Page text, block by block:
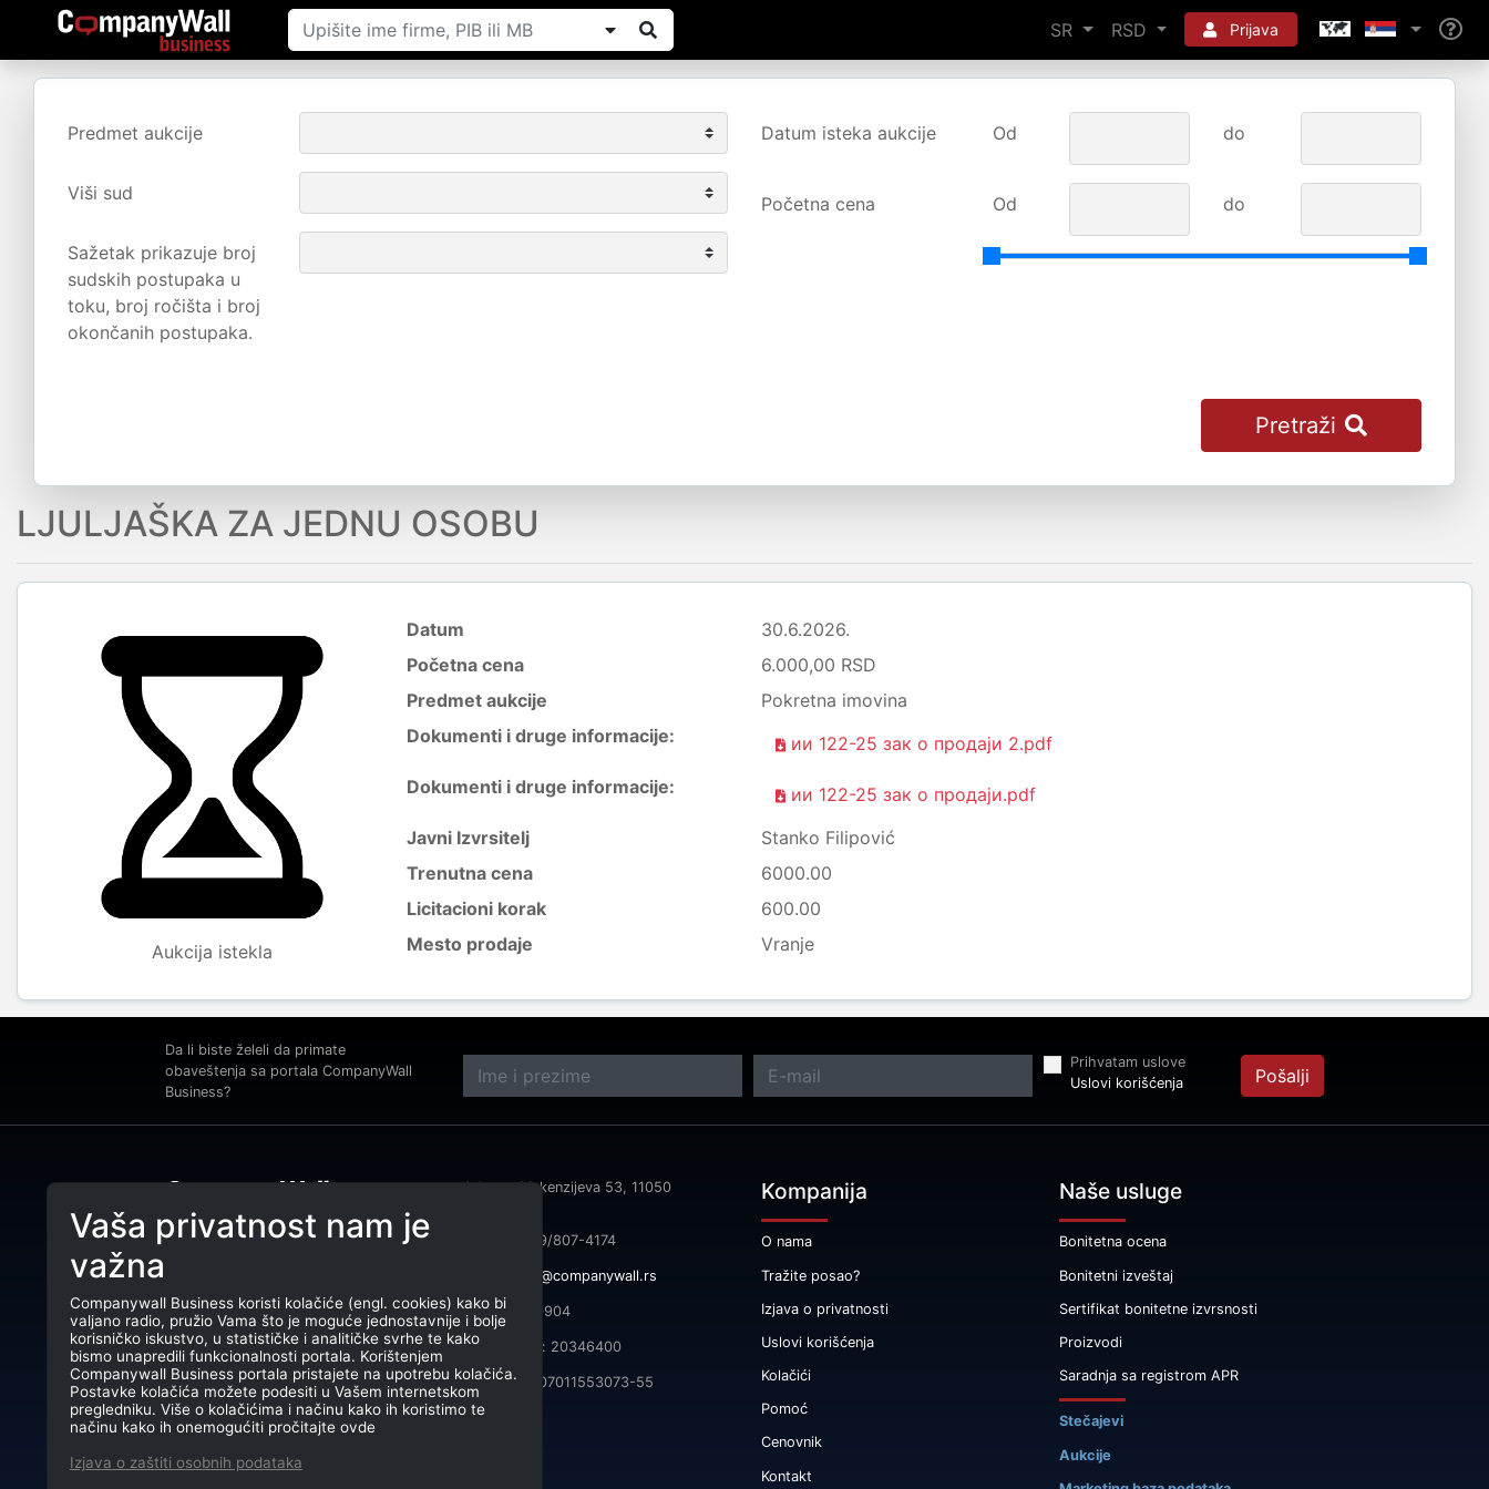
SR RSD Prijava
Predmet aukcije
Viši sud
Sažetak prikazuje broj
sudskih postupaka u
toku, broj ročišta i broj
okončanih postupaka.
Datum isteka aukcije Od do
Početna cena Od do
Pretraži
LJULJAŠKA ZA JEDNU OSOBU
Aukcija istekla
Datum
30.6.2026.
Početna cena
6.000,00 RSD
Predmet aukcije
Pokretna imovina
Dokumenti i druge informacije:
ии 122-25 зак о продаји 2.pdf
Dokumenti i druge informacije:
ии 122-25 зак о продаји.pdf
Javni Izvrsitelj
Stanko Filipović
Trenutna cena
6000.00
Licitacioni korak
600.00
Mesto prodaje
Vranje
Da li biste želeli da primate
obaveštenja sa portala CompanyWall
Business?
Prihvatam uslove
Uslovi korišćenja
Pošalji
povezivanjem klijenata.
CompanyWall Business © 2026
Adresa: Makenzijeva 53, 11050
Telefon: 069/807-4174
info@companywall.rs
PIB: 105340904
Matični broj: 20346400
TR: 165-0007011553073-55
Kompanija
O nama
Tražite posao?
Izjava o privatnosti
Uslovi korišćenja
Kolačići
Pomoć
Cenovnik
Kontakt
Naše usluge
Bonitetna ocena
Bonitetni izveštaj
Sertifikat bonitetne izvrsnosti
Proizvodi
Saradnja sa registrom APR
Stečajevi
Aukcije
Vaša privatnost nam je
važna
Companywall Business koristi kolačiće (engl. cookies) kako bi
valjano radio, pružio Vama što je moguće jednostavnije i bolje
korisničko iskustvo, u statističke i analitičke svrhe te kako
bismo unapredili funkcionalnosti portala. Korištenjem
Companywall Business portala pristajete na upotrebu kolačića.
Postavke kolačića možete podesiti u Vašem internetskom
pregledniku. Više o kolačićima i načinu kako ih koristimo te
načinu kako ih onemogućiti pročitajte ovde
Izjava o zaštiti osobnih podataka